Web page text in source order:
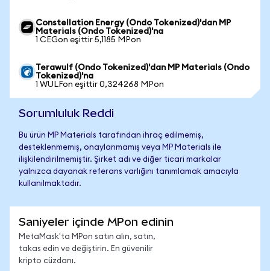
Constellation Energy (Ondo Tokenized)'dan MP
Materials (Ondo Tokenized)'na
1 CEGon eşittir 5,1185 MPon
Terawulf (Ondo Tokenized)'dan MP Materials (Ondo
Tokenized)'na
1 WULFon eşittir 0,324268 MPon
Sorumluluk Reddi
Bu ürün MP Materials tarafından ihraç edilmemiş,
desteklenmemiş, onaylanmamış veya MP Materials ile
ilişkilendirilmemiştir. Şirket adı ve diğer ticari markalar
yalnızca dayanak referans varlığını tanımlamak amacıyla
kullanılmaktadır.
Saniyeler içinde MPon edinin
MetaMask'ta MPon satın alın, satın,
takas edin ve değiştirin. En güvenilir
kripto cüzdanı.